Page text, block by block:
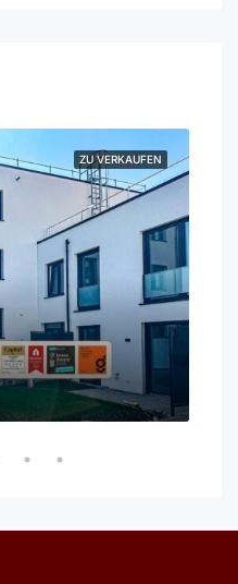
ZU VERKAUFEN